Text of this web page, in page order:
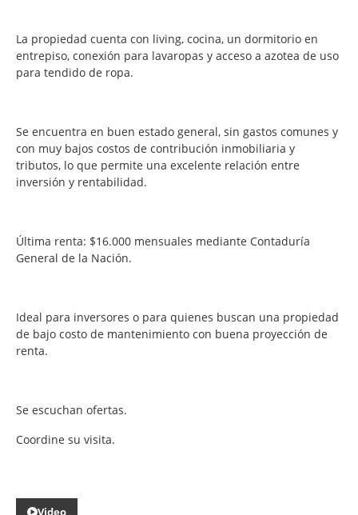
La propiedad cuenta con living, cocina, un dormitorio en
entrepiso, conexión para lavaropas y acceso a azotea de uso
para tendido de ropa.
Se encuentra en buen estado general, sin gastos comunes y
con muy bajos costos de contribución inmobiliaria y
tributos, lo que permite una excelente relación entre
inversión y rentabilidad.
Última renta: $16.000 mensuales mediante Contaduría
General de la Nación.
Ideal para inversores o para quienes buscan una propiedad
de bajo costo de mantenimiento con buena proyección de
renta.
Se escuchan ofertas.
Coordine su visita.
Video